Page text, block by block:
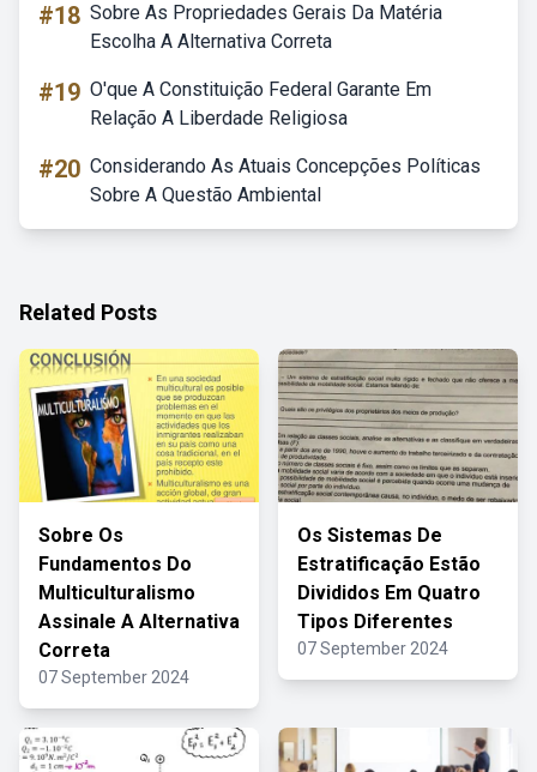
#18 Sobre As Propriedades Gerais Da Matéria
Escolha A Alternativa Correta
#19 O'que A Constituição Federal Garante Em
Relação A Liberdade Religiosa
#20 Considerando As Atuais Concepções Políticas
Sobre A Questão Ambiental
Related Posts
Sobre Os
Fundamentos Do
Multiculturalismo
Assinale A Alternativa
Correta
07 September 2024
Os Sistemas De
Estratificação Estão
Divididos Em Quatro
Tipos Diferentes
07 September 2024